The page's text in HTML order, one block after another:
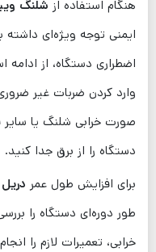
هنگام استفاده از شلنگ
ایمنی توجه ویژه‌ای
اضطراری دستگاه، از
وارد کردن ضربات غیر
صورت خرابی شلنگ یا سایر
دستگاه را از برق جدا کنید.
برای افزایش طول عمر
طور دوره‌ای دستگاه را
خرابی، تعمیرات لازم را